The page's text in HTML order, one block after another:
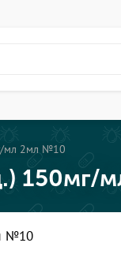
мл 2мл №10
№10